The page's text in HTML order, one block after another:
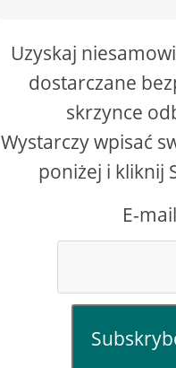
Uzyskaj
dostarczane
skrzynce
Wystarczy wpisać
poniżej i kliknij
E-